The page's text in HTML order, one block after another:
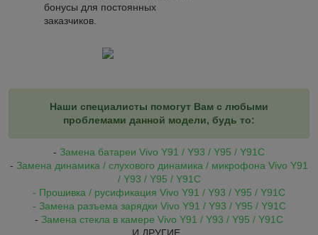
бонусы для постоянных
заказчиков.
Наши специалисты помогут Вам с любыми
проблемами данной модели, будь то:
- Замена батареи Vivo Y91 / Y93 / Y95 / Y91C
- Замена динамика / слухового динамика / микрофона Vivo Y91
/ Y93 / Y95 / Y91C
- Прошивка / русификация Vivo Y91 / Y93 / Y95 / Y91C
- Замена разъема зарядки Vivo Y91 / Y93 / Y95 / Y91C
- Замена стекла в камере Vivo Y91 / Y93 / Y95 / Y91C